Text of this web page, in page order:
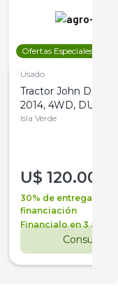
Ofertas Especiales
Usado
Tractor John Deere
2014, 4WD, DUAL
Isla Verde
U$ 120.000
30% de entrega +
financiación
Financialo en 3 años
Consultar